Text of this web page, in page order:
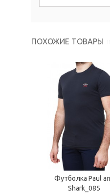
ПОХОЖИЕ ТОВАРЫ
Футболка Paul
Shark_085